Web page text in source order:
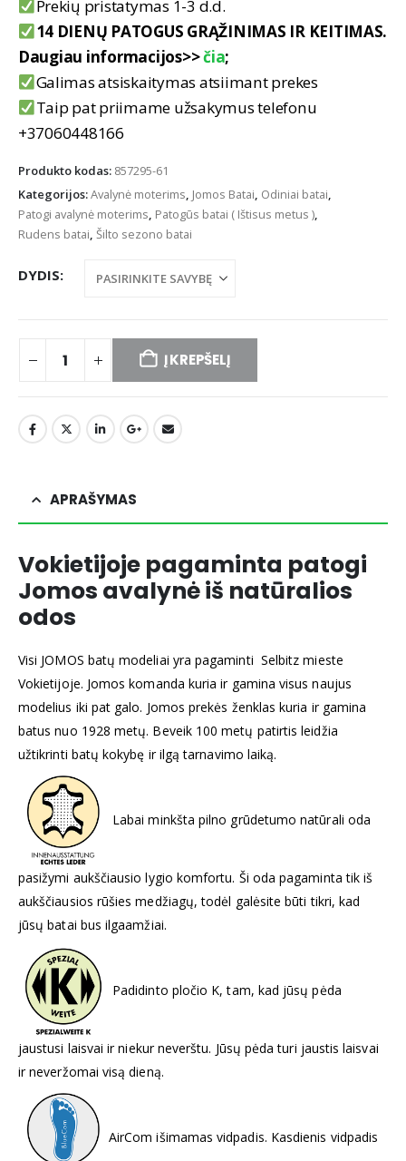
Prekių pristatymas 1-3 d.d.
14 DIENŲ PATOGUS GRĄŽINIMAS IR KEITIMAS.
Daugiau informacijos>>čia;
Galimas atsiskaitymas atsiimant prekes
Taip pat priimame užsakymus telefonu
+37060448166
Produkto kodas: 857295-61
Kategorijos:Avalynė moterims, Jomos Batai, Odiniai batai,
Patogi avalynė moterims, Patogūs batai ( Ištisus metus ),
Rudens batai, Šilto sezono batai
DYDIS
Į KREPŠELĮ
APRAŠYMAS
Vokietijoje pagaminta patogi
Jomos avalynė iš natūralios
odos
Visi JOMOS batų modeliai yra pagaminti Selbitz mieste
Vokietijoje. Jomos komanda kuria ir gamina visus naujus
modelius iki pat galo. Jomos prekės ženklas kuria ir gamina
batus nuo 1928 metų. Beveik 100 metų patirtis leidžia
užtikrinti batų kokybę ir ilgą tarnavimo laiką.
Labai minkšta pilno grūdetumo natūrali oda
pasižymi aukščiausio lygio komfortu. Ši oda pagaminta tik iš
aukščiausios rūšies medžiagų, todėl galėsite būti tikri, kad
jūsų batai bus ilgaamžiai.
Padidinto pločio K, tam, kad jūsų pėda
jaustusi laisvai ir niekur neverštu. Jūsų pėda turi jaustis laisvai
ir neveržomai visą dieną.
AirCom išimamas vidpadis. Kasdienis vidpadis